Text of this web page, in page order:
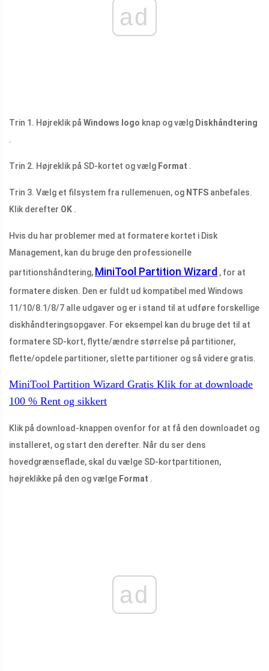
ad
Trin 1. Højreklik på Windows logo knap og vælg Diskhåndtering
.
Trin 2. Højreklik på SD-kortet og vælg Format .
Trin 3. Vælg et filsystem fra rullemenuen, og NTFS anbefales.
Klik derefter OK .
Hvis du har problemer med at formatere kortet i Disk
Management, kan du bruge den professionelle
partitionshåndtering, MiniTool Partition Wizard , for at
formatere disken. Den er fuldt ud kompatibel med Windows
11/10/8.1/8/7 alle udgaver og er i stand til at udføre forskellige
diskhåndteringsopgaver. For eksempel kan du bruge det til at
formatere SD-kort, flytte/ændre størrelse på partitioner,
flette/opdele partitioner, slette partitioner og så videre gratis.
MiniTool Partition Wizard Gratis Klik for at downloade
100 % Rent og sikkert
Klik på download-knappen ovenfor for at få den downloadet og
installeret, og start den derefter. Når du ser dens
hovedgrænseflade, skal du vælge SD-kortpartitionen,
højreklikke på den og vælge Format .
ad